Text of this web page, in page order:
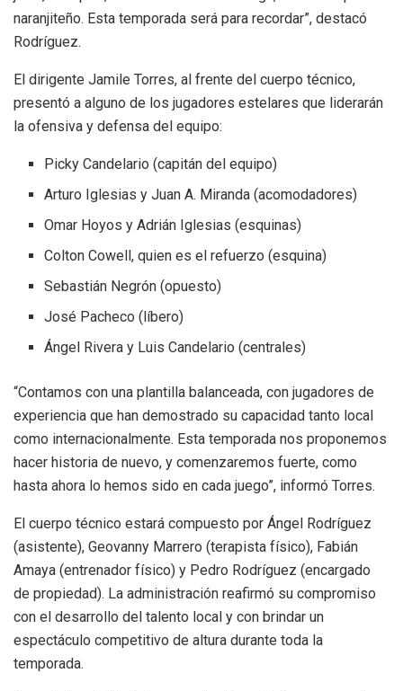
naranjiteño. Esta temporada será para recordar”, destacó
Rodríguez.
El dirigente Jamile Torres, al frente del cuerpo técnico,
presentó a alguno de los jugadores estelares que liderarán
la ofensiva y defensa del equipo:
Picky Candelario (capitán del equipo)
Arturo Iglesias y Juan A. Miranda (acomodadores)
Omar Hoyos y Adrián Iglesias (esquinas)
Colton Cowell, quien es el refuerzo (esquina)
Sebastián Negrón (opuesto)
José Pacheco (líbero)
Ángel Rivera y Luis Candelario (centrales)
“Contamos con una plantilla balanceada, con jugadores de
experiencia que han demostrado su capacidad tanto local
como internacionalmente. Esta temporada nos proponemos
hacer historia de nuevo, y comenzaremos fuerte, como
hasta ahora lo hemos sido en cada juego”, informó Torres.
El cuerpo técnico estará compuesto por Ángel Rodríguez
(asistente), Geovanny Marrero (terapista físico), Fabián
Amaya (entrenador físico) y Pedro Rodríguez (encargado
de propiedad). La administración reafirmó su compromiso
con el desarrollo del talento local y con brindar un
espectáculo competitivo de altura durante toda la
temporada.